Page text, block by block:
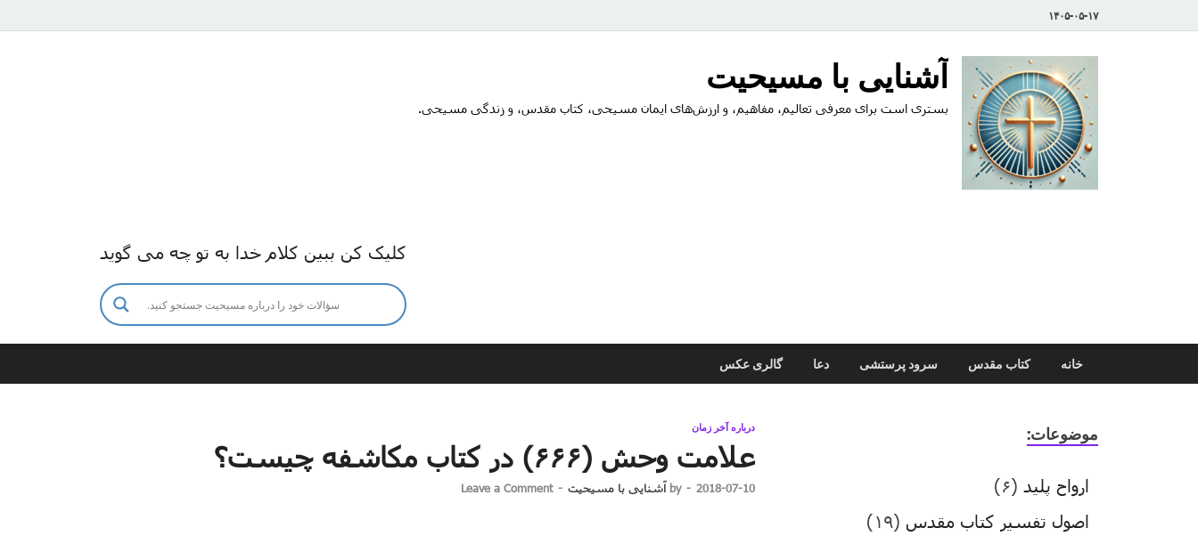
۱۴۰۵-۰۵-۱۷
آشنایی با مسیحیت
بستری است برای معرفی تعالیم، مفاهیم، و ارزش‌های ایمان مسیحی، کتاب مقدس، و زندگی مسیحی.
کلیک کن ببین کلام خدا به تو چه می گوید
خانه کتاب مقدس سرود پرستشی دعا گالری عکس
درباره آخر زمان
علامت وحش (۶۶۶) در کتاب مکاشفه چیست؟
2018-07-10
-
by آشنایی با مسیحیت -
Leave a Comment
موضوعات:
ارواح پلید (۶)
اصول تفسیر کتاب مقدس (۱۹)